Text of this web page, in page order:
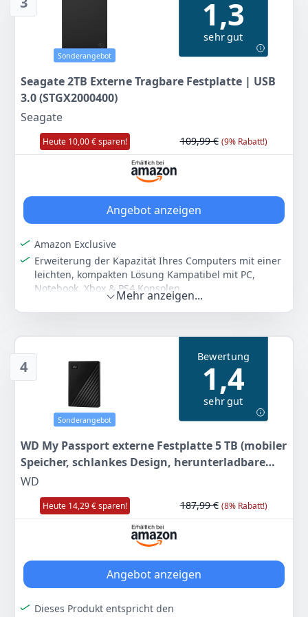
Genießen Sie langfristige Sicherheit mit der im
Lieferumfang enthaltenen beschränkten 3-Jahres-
Garantie und dem Rescue-Dienst zur
Farbe Hersteller Gewicht
Moon Silver
112
UVP:131,99 €-14%
Anzeigen
Sonderangebot
1,3
sehr gut
Seagate 2TB Externe Tragbare Festplatte | USB
3.0 (STGX2000400)
Seagate
Heute 10,00 € sparen! 109,99 € (9% Rabatt!)
Angebot anzeigen
Amazon Exclusive
Erweiterung der Kapazität Ihres Computers mit einer
leichten, kompakten Lösung Kampatibel mit PC,
Notebook, Xbox & PS4 Konsolen
Sofortige Plug-and-Play-PC-Kompatibilität; Einfache
Schnelle Übertragung von Dateien mit USB 30
Dieses Produkt exklusiv bei Amazon kaufen
Farbe Gewicht
Schwarz Matt
Statt:109,99 €-9%
Mehr anzeigen...
4
Sonderangebot
Bewertung
1,4
sehr gut
WD My Passport externe Festplatte 5 TB (mobiler
Speicher, schlankes Design, herunterladbare
Software, automatische Backups,
Passwortschutz) Schwarz - auch kompatibel mit
PC, Xbox und PS4
WD
Heute 14,29 € sparen! 187,99 € (8% Rabatt!)
Angebot anzeigen
Dieses Produkt entspricht den